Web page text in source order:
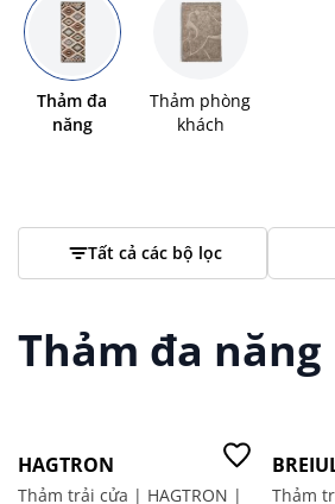
Thảm đa
năng
Thảm phòng
khách
Tất cả các bộ lọc
Thảm đa năng
HAGTRON
Thảm trải cửa | HAGTRON |
Thảm